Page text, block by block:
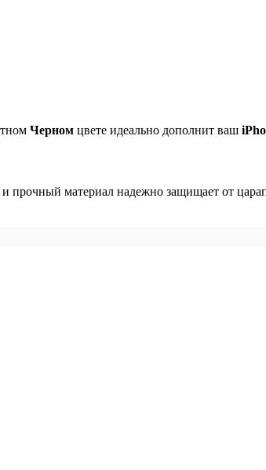
Черном цвете идеально дополнит ваш
прочный материал надежно защищает от